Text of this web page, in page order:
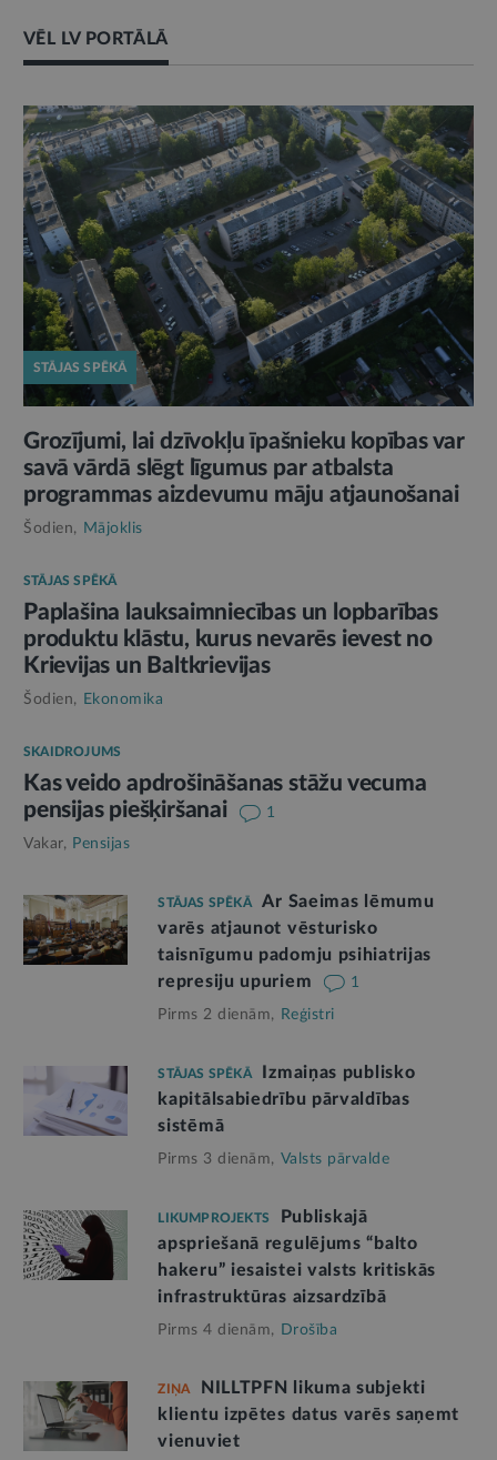
VĒL LV PORTĀLĀ
STĀJAS SPĒKĀ
Grozījumi, lai dzīvokļu īpašnieku kopības var
savā vārdā slēgt līgumus par atbalsta
programmas aizdevumu māju atjaunošanai
Šodien, Mājoklis
STĀJAS SPĒKĀ
Paplašina lauksaimniecības un lopbarības
produktu klāstu, kurus nevarēs ievest no
Krievijas un Baltkrievijas
Šodien, Ekonomika
SKAIDROJUMS
Kas veido apdrošināšanas stāžu vecuma
pensijas piešķiršanai
1
Vakar, Pensijas
STĀJAS SPĒKĀ
Ar Saeimas lēmumu
varēs atjaunot vēsturisko
taisnīgumu padomju psihiatrijas
represiju upuriem
1
Pirms 2 dienām, Reģistri
STĀJAS SPĒKĀ
Izmaiņas publisko
kapitālsabiedrību pārvaldības
sistēmā
Pirms 3 dienām, Valsts pārvalde
LIKUMPROJEKTS
Publiskajā
apspriešanā regulējums “balto
hakeru” iesaistei valsts kritiskās
infrastruktūras aizsardzībā
Pirms 4 dienām, Drošība
ZIŅA
NILLTPFN likuma subjekti
klientu izpētes datus varēs saņemt
vienuviet